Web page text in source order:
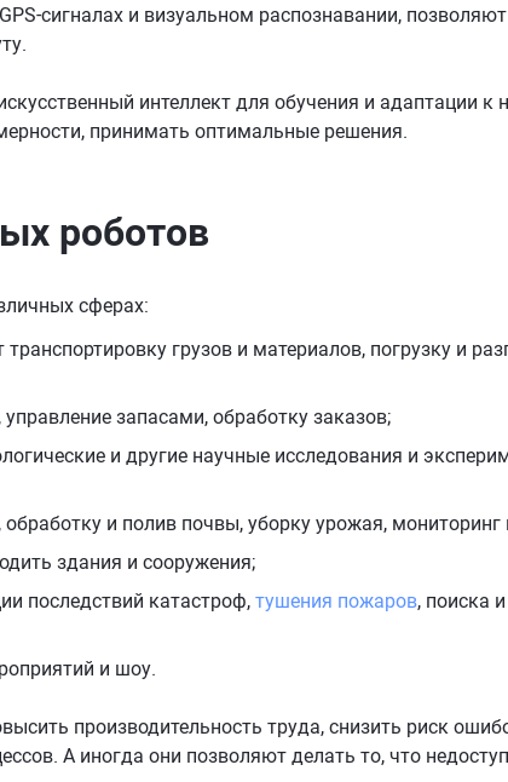
сигналах и визуальном распознавании,
интеллект для обучения и адаптации
принимать оптимальные решения.
роботов
сферах:
грузов и материалов, погрузку и
запасами, обработку заказов;
и другие научные исследования и
и полив почвы, уборку урожая, мониторинг
здания и сооружения;
последствий катастроф,тушения пожаров, поиска
и шоу.
производительность труда, снизить риск
А иногда они позволяют делать то, что